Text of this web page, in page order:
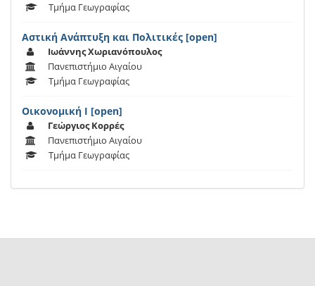
Τμήμα Γεωγραφίας
Αστική Ανάπτυξη και Πολιτικές [open]
Ιωάννης Χωριανόπουλος
Πανεπιστήμιο Αιγαίου
Τμήμα Γεωγραφίας
Οικονομική Ι [open]
Γεώργιος Κορρές
Πανεπιστήμιο Αιγαίου
Τμήμα Γεωγραφίας